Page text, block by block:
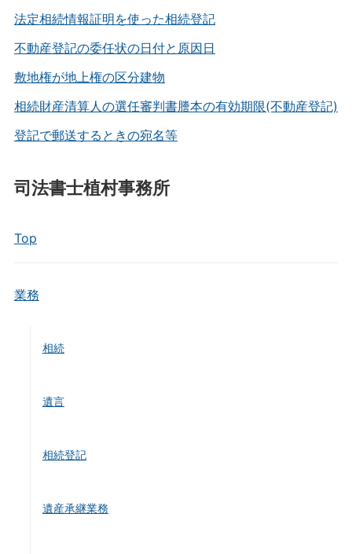
法定相続情報証明を使った相続登記
不動産登記の委任状の日付と原因日
敷地権が地上権の区分建物
相続財産清算人の選任審判書謄本の有効期限(不動産登記)
登記で郵送するときの宛名等
司法書士植村事務所
Top
業務
相続
遺言
相続登記
遺産承継業務